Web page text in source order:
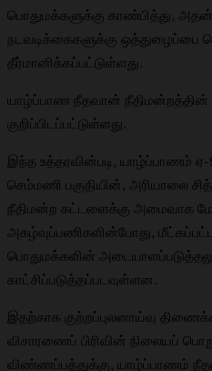
பொதுமக்களுக்கு காண்பித்து,
நடவடிக்கைகளுக்கு ஒத்துழைப்பை
தீர்மானிக்கப்பட்டுள்ளது.
யாழ்ப்பாண நீதவான் நீதிமன்றத்தின்
குறிப்பிடப்பட்டுள்ளது.
இந்த உத்தரவின்படி, யாழ்ப்பாணம் ஏ-
செம்மணி பகுதியின், அரியாலை
நீதிமன்ற கட்டளைக்கு அமைவாக
அகழ்வுப்பணிகளின்போது,
பொதுமக்களின்
காட்சிப்படுத்தப்படவுள்ளன.
இதற்காக குற்றப்புலனாய்வு
விசாரணைப் பிரிவின் நிலையப்
விண்ணப்பத்துக்கு, யாழ்ப்பாணம்